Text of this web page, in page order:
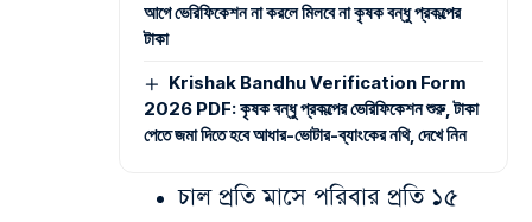
আগে ভেরিফিকেশন না করলে মিলবে না কৃষক বন্ধু প্রকল্পের
টাকা
Krishak Bandhu Verification Form
2026 PDF: কৃষক বন্ধু প্রকল্পের ভেরিফিকেশন শুরু, টাকা
পেতে জমা দিতে হবে আধার-ভোটার-ব্যাংকের নথি, দেখে নিন
​চাল প্রতি মাসে পরিবার প্রতি ১৫